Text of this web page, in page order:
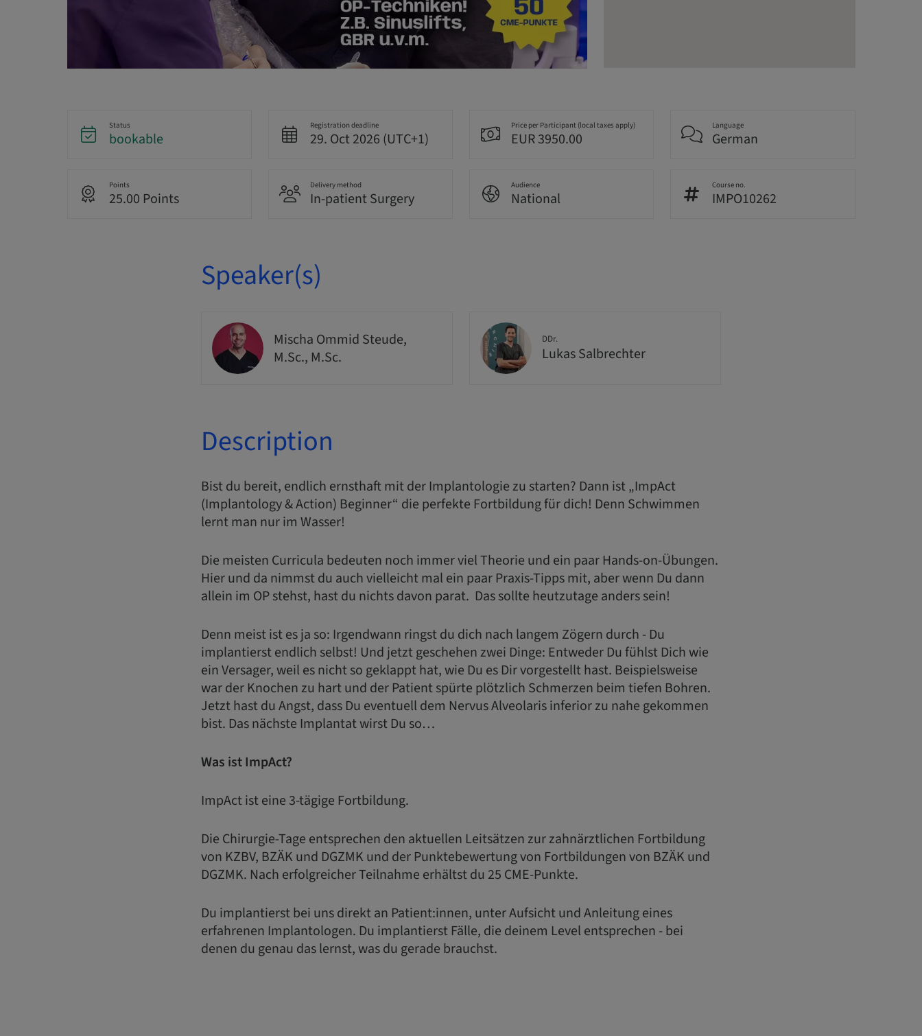
Status
bookable
Registration deadline
29. Oct 2026 (UTC+1)
Price per Participant (local taxes apply)
EUR 3950.00
Language
German
Points
25.00 Points
Delivery method
In-patient Surgery
Audience
National
Course no.
IMPO10262
Speaker(s)
Mischa Ommid Steude,
M.Sc., M.Sc.
DDr.
Lukas Salbrechter
Description
Bist du bereit, endlich ernsthaft mit der Implantologie zu starten? Dann ist „ImpAct
(Implantology & Action) Beginner“ die perfekte Fortbildung für dich! Denn Schwimmen
lernt man nur im Wasser!
Die meisten Curricula bedeuten noch immer viel Theorie und ein paar Hands-on-Übungen.
Hier und da nimmst du auch vielleicht mal ein paar Praxis-Tipps mit, aber wenn Du dann
allein im OP stehst, hast du nichts davon parat. Das sollte heutzutage anders sein!
Denn meist ist es ja so: Irgendwann ringst du dich nach langem Zögern durch - Du
implantierst endlich selbst! Und jetzt geschehen zwei Dinge: Entweder Du fühlst Dich wie
ein Versager, weil es nicht so geklappt hat, wie Du es Dir vorgestellt hast. Beispielsweise
war der Knochen zu hart und der Patient spürte plötzlich Schmerzen beim tiefen Bohren.
Jetzt hast du Angst, dass Du eventuell dem Nervus Alveolaris inferior zu nahe gekommen
bist. Das nächste Implantat wirst Du so…
Was ist ImpAct?
ImpAct ist eine 3-tägige Fortbildung.
Die Chirurgie-Tage entsprechen den aktuellen Leitsätzen zur zahnärztlichen Fortbildung
von KZBV, BZÄK und DGZMK und der Punktebewertung von Fortbildungen von BZÄK und
DGZMK. Nach erfolgreicher Teilnahme erhältst du 25 CME-Punkte.
Du implantierst bei uns direkt an Patient:innen, unter Aufsicht und Anleitung eines
erfahrenen Implantologen. Du implantierst Fälle, die deinem Level entsprechen - bei
denen du genau das lernst, was du gerade brauchst.